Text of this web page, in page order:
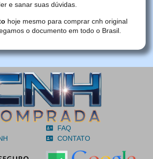
e sanar suas dúvidas.
hoje mesmo para comprar cnh original
o documento em todo o Brasil.
FAQ
CONTATO